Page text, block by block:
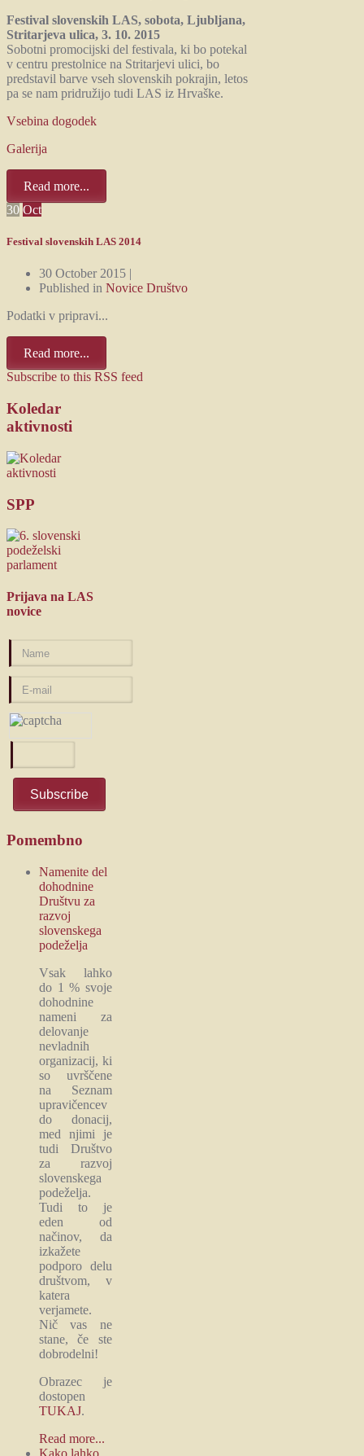
Festival slovenskih LAS, sobota, Ljubljana,
Stritarjeva ulica, 3. 10. 2015
Sobotni promocijski del festivala, ki bo potekal
v centru prestolnice na Stritarjevi ulici, bo
predstavil barve vseh slovenskih pokrajin, letos
pa se nam pridružijo tudi LAS iz Hrvaške.
Vsebina dogodek
Galerija
Read more...
30 Oct
Festival slovenskih LAS 2014
30 October 2015 |
Published in Novice Društvo
Podatki v pripravi...
Read more...
Subscribe to this RSS feed
Koledar
aktivnosti
SPP
Prijava na LAS
novice
Pomembno
Namenite del
dohodnine
Društvu za
razvoj
slovenskega
podeželja
Vsak lahko
do 1 % svoje
dohodnine
nameni za
delovanje
nevladnih
organizacij, ki
so uvrščene
na Seznam
upravičencev
do donacij,
med njimi je
tudi Društvo
za razvoj
slovenskega
podeželja.
Tudi to je
eden od
načinov, da
izkažete
podporo delu
društvom, v
katera
verjamete.
Nič vas ne
stane, če ste
dobrodelni!
Obrazec je
dostopen
TUKAJ.
Read more...